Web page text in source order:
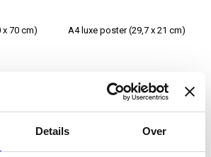
Details Over
x 70 cm) A4 luxe poster (29,7 x 21 cm)
Informatie